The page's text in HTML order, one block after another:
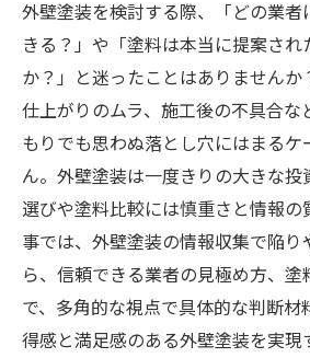
外壁塗装を検討する際、「どの業者
きる？」や「塗料は本当に提案され
か？」と迷ったことはありませんか
仕上がりのムラ、施工後の不具合な
もりでも思わぬ落とし穴にはまるケ
ん。外壁塗装は一度きりの大きな
選びや塗料比較には慎重さと情報の
事では、外壁塗装の情報収集で陥
ら、信頼できる業者の見極め方、塗
で、多角的な視点で具体的な判断材
得感と満足感のある外壁塗装を実